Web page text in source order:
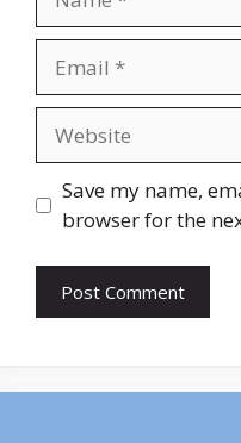
Save my name,
browser for the